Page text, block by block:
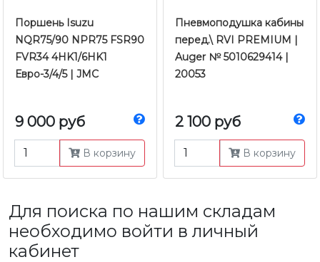
Поршень Isuzu
NQR75/90 NPR75 FSR90
FVR34 4HK1/6HK1
Евро-3/4/5 | JMC
9 000 руб
В корзину
Пневмоподушка кабины
перед.\ RVI PREMIUM |
Auger № 5010629414 |
20053
2 100 руб
В корзину
Для поиска по нашим складам
необходимо войти в личный
кабинет